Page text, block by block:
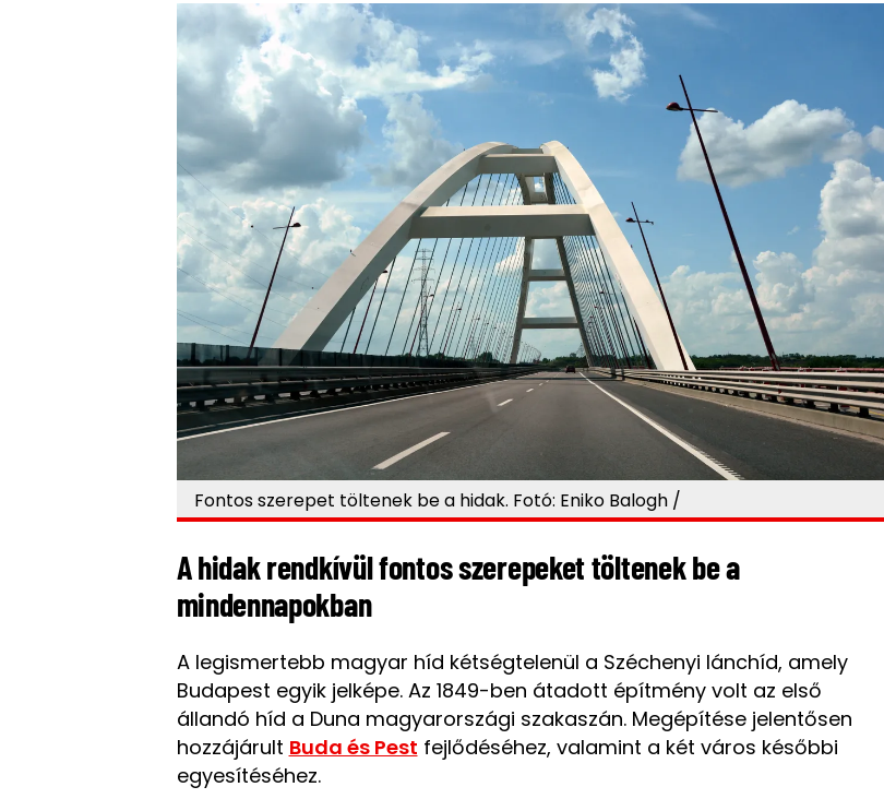
Fontos szerepet töltenek be a hidak. Fotó: Eniko Balogh /
A hidak rendkívül fontos szerepeket töltenek be a
mindennapokban
A legismertebb magyar híd kétségtelenül a Széchenyi lánchíd, amely
Budapest egyik jelképe. Az 1849-ben átadott építmény volt az első
állandó híd a Duna magyarországi szakaszán. Megépítése jelentősen
hozzájárult Buda és Pest fejlődéséhez, valamint a két város későbbi
egyesítéséhez.